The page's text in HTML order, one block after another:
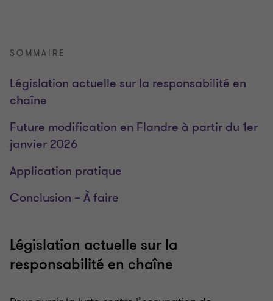
SOMMAIRE
Législation actuelle sur la responsabilité en
chaîne
Future modification en Flandre à partir du 1er
janvier 2026
Application pratique
Conclusion – À faire
Législation actuelle sur la
responsabilité en chaîne